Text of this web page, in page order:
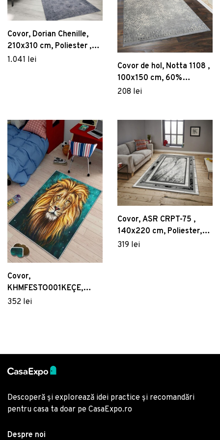
Covor, Dorian Chenille,
210x310 cm, Poliester ,
Multicolor
1.041 lei
Covor de hol, Notta 1108 ,
100x150 cm, 60%
polipropilena/40%
208 lei
Covor,
KHMFESTO001KEÇE,
160x230 cm, Poliester,
352 lei
Covor, ASR CRPT-75 ,
140x220 cm, Poliester,
Multicolor
319 lei
Descoperă și explorează idei practice și recomandări
pentru casa ta doar pe CasaExpo.ro
Despre noi